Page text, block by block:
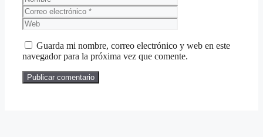
Guarda mi nombre, correo electrónico y web en este
navegador para la próxima vez que comente.